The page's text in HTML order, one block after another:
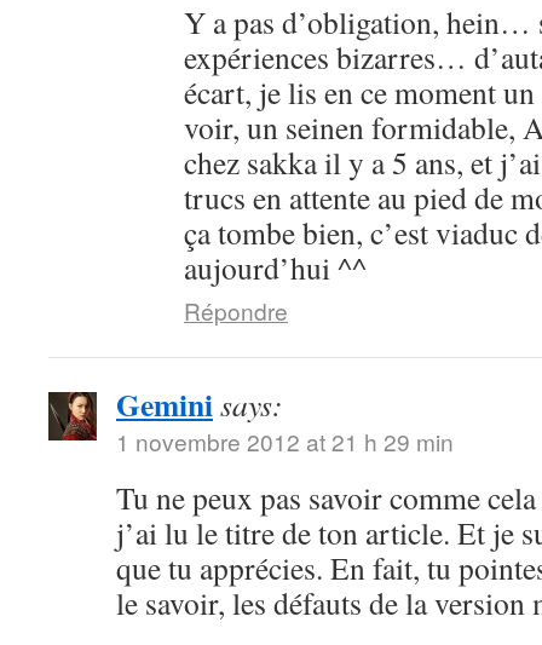
Y a pas d’obligation, hein…
expériences bizarres…
écart, je lis en ce moment
voir, un seinen formidable,
chez sakka il y a 5 ans, et
trucs en attente au pied de
ça tombe bien, c’est viaduc
aujourd’hui ^^
Répondre
Geminisays:
1 novembre 2012 at 21 h 29 min
Tu ne peux pas savoir comme
j’ai lu le titre de ton article. Et je
que tu apprécies. En fait, tu
le savoir, les défauts de la